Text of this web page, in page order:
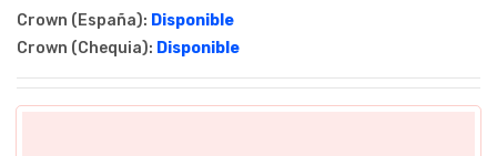
Crown (España): Disponible
Crown (Chequia): Disponible